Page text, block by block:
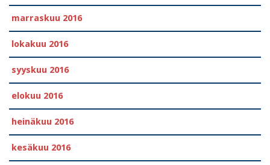
marraskuu 2016
lokakuu 2016
syyskuu 2016
elokuu 2016
heinäkuu 2016
kesäkuu 2016